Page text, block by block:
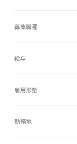
募集職種
給与
雇用形態
勤務地